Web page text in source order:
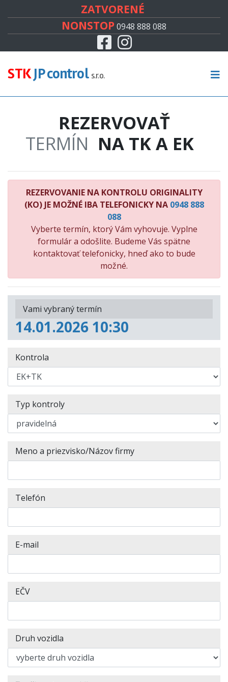
ZATVORENÉ
NONSTOP0948 888 088
FacebookInstagram
STKJP control s.r.o.
REZERVOVAŤ
TERMÍN NA TK A EK
REZERVOVANIE NA KONTROLU ORIGINALITY
(KO) JE MOŽNÉ IBA TELEFONICKY NA 0948 888
088
Vyberte termín, ktorý Vám vyhovuje. Vyplne
formulár a odošlite. Budeme Vás spätne
kontaktovať telefonicky, hneď ako to bude
možné.
Vami vybraný termín
14.01.2026 10:30
Kontrola
Typ kontroly
Meno a priezvisko/Názov firmy
Telefón
E-mail
EČV
Druh vozidla
CENNÍK
KONTROLA ORIGINALITY
RECENZIE